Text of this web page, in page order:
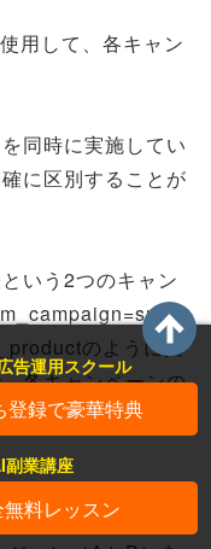
告運用スクール
登録で豪華特典
副業講座
料レッスン
用して、各キャン
同時に実施してい
に区別することが
いう2つのキャン
のように異
各キャンペーンの